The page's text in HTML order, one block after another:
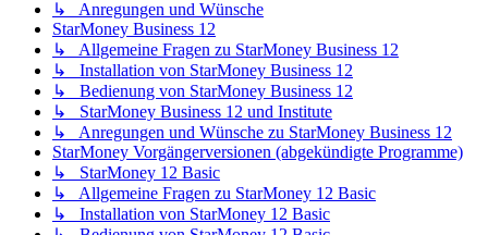
↳ Anregungen und Wünsche
StarMoney Business 12
↳ Allgemeine Fragen zu StarMoney Business 12
↳ Installation von StarMoney Business 12
↳ Bedienung von StarMoney Business 12
↳ StarMoney Business 12 und Institute
↳ Anregungen und Wünsche zu StarMoney Business 12
StarMoney Vorgängerversionen (abgekündigte Programme)
↳ StarMoney 12 Basic
↳ Allgemeine Fragen zu StarMoney 12 Basic
↳ Installation von StarMoney 12 Basic